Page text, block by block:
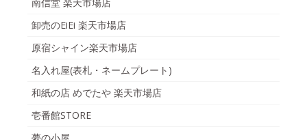
卸売のEiEi 楽天市場店
原宿シャイン楽天市場店
名入れ屋(表札・ネームプレート)
和紙の店 めでたや 楽天市場店
壱番館STORE